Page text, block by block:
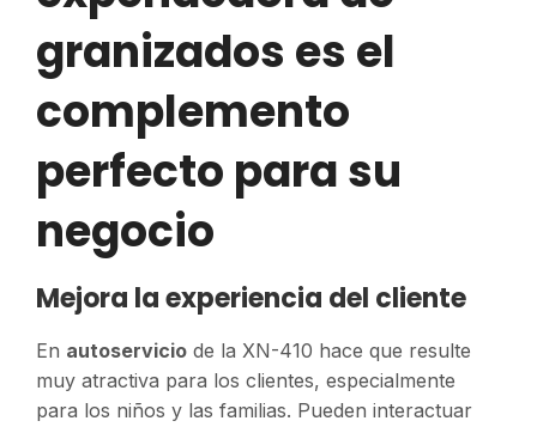
granizados es el
complemento
perfecto para su
negocio
Mejora la experiencia del cliente
En autoservicio de la XN-410 hace que resulte
muy atractiva para los clientes, especialmente
para los niños y las familias. Pueden interactuar